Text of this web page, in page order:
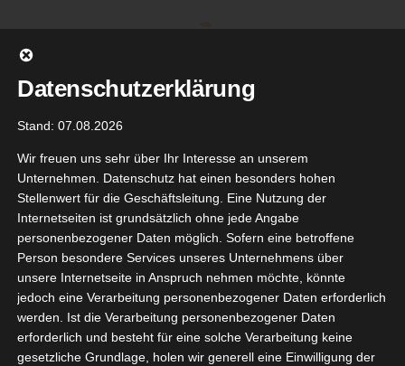
springen
Gehe zu ...
Datenschutzerklärung
Stand: 07.08.2026
Wir freuen uns sehr über Ihr Interesse an unserem
Unternehmen. Datenschutz hat einen besonders hohen
Stellenwert für die Geschäftsleitung. Eine Nutzung der
Internetseiten ist grundsätzlich ohne jede Angabe
personenbezogener Daten möglich. Sofern eine betroffene
Person besondere Services unseres Unternehmens über
unsere Internetseite in Anspruch nehmen möchte, könnte
jedoch eine Verarbeitung personenbezogener Daten erforderlich
werden. Ist die Verarbeitung personenbezogener Daten
erforderlich und besteht für eine solche Verarbeitung keine
gesetzliche Grundlage, holen wir generell eine Einwilligung der